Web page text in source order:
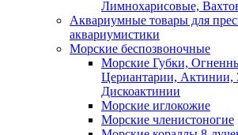
Лимнохарисовые,
Аквариумные товары для
аквариумистики
Морские беспозвоночные
Морские Губки,
Цериантарии, Актинии,
Дискоактинии
Морские иглокожие
Морские членистоногие